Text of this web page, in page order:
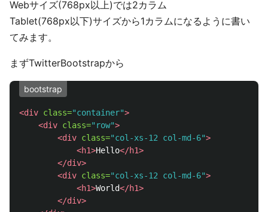
Webサイズ(768px以上)では2カラム
Tablet(768px以下)サイズから1カラムになるように書い
てみます。
まずTwitterBootstrapから
bootstrap
<div class="container">
<div class="row">
<div class="col-xs-12 col-md-6">
<h1>Hello</h1>
</div>
<div class="col-xs-12 col-md-6">
<h1>World</h1>
</div>